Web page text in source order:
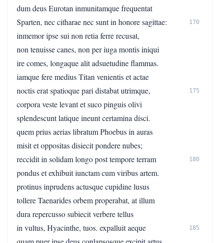
dum deus Eurotan inmunitamque frequentat
Sparten, nec citharae nec sunt in honore sagittae:
170
inmemor ipse sui non retia ferre recusat,
non tenuisse canes, non per iuga montis iniqui
ire comes, longaque alit adsuetudine flammas.
iamque fere medius Titan venientis et actae
noctis erat spatioque pari distabat utrimque,
175
corpora veste levant et suco pinguis olivi
splendescunt latique ineunt certamina disci.
quem prius aerias libratum Phoebus in auras
misit et oppositas disiecit pondere nubes;
reccidit in solidam longo post tempore terram
180
pondus et exhibuit iunctam cum viribus artem.
protinus inprudens actusque cupidine lusus
tollere Taenarides orbem properabat, at illum
dura repercusso subiecit verbere tellus
in vultus, Hyacinthe, tuos. expalluit aeque
185